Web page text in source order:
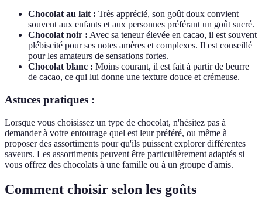
Chocolat au lait : Très apprécié, son goût doux convient
souvent aux enfants et aux personnes préférant un goût sucré.
Chocolat noir : Avec sa teneur élevée en cacao, il est souvent
plébiscité pour ses notes amères et complexes. Il est conseillé
pour les amateurs de sensations fortes.
Chocolat blanc : Moins courant, il est fait à partir de beurre
de cacao, ce qui lui donne une texture douce et crémeuse.
Astuces pratiques :
Lorsque vous choisissez un type de chocolat, n'hésitez pas à
demander à votre entourage quel est leur préféré, ou même à
proposer des assortiments pour qu'ils puissent explorer différentes
saveurs. Les assortiments peuvent être particulièrement adaptés si
vous offrez des chocolats à une famille ou à un groupe d'amis.
Comment choisir selon les goûts